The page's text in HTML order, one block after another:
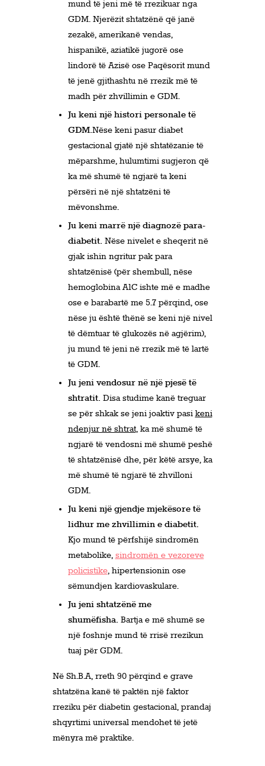
mund të jeni më të rrezikuar nga
GDM. Njerëzit shtatzënë që janë
zezakë, amerikanë vendas,
hispanikë, aziatikë jugorë ose
lindorë të Azisë ose Paqësorit mund
të jenë gjithashtu në rrezik më të
madh për zhvillimin e GDM.
Ju keni një histori personale të
GDM.Nëse keni pasur diabet
gestacional gjatë një shtatëzanie të
mëparshme, hulumtimi sugjeron që
ka më shumë të ngjarë ta keni
përsëri në një shtatzëni të
mëvonshme.
Ju keni marrë një diagnozë para-
diabetit. Nëse nivelet e sheqerit në
gjak ishin ngritur pak para
shtatzënisë (për shembull, nëse
hemoglobina A1C ishte më e madhe
ose e barabartë me 5.7 përqind, ose
nëse ju është thënë se keni një nivel
të dëmtuar të glukozës në agjërim),
ju mund të jeni në rrezik më të lartë
të GDM.
Ju jeni vendosur në një pjesë të
shtratit. Disa studime kanë treguar
se për shkak se jeni joaktiv pasi keni
ndenjur në shtrat, ka më shumë të
ngjarë të vendosni më shumë peshë
të shtatzënisë dhe, për këtë arsye, ka
më shumë të ngjarë të zhvilloni
GDM.
Ju keni një gjendje mjekësore të
lidhur me zhvillimin e diabetit.
Kjo mund të përfshijë sindromën
metabolike, sindromën e vezoreve
policistike, hipertensionin ose
sëmundjen kardiovaskulare.
Ju jeni shtatzënë me
shumëfisha. Bartja e më shumë se
një foshnje mund të rrisë rrezikun
tuaj për GDM.
Në Sh.B.A, rreth 90 përqind e grave
shtatzëna kanë të paktën një faktor
rreziku për diabetin gestacional, prandaj
shqyrtimi universal mendohet të jetë
mënyra më praktike.